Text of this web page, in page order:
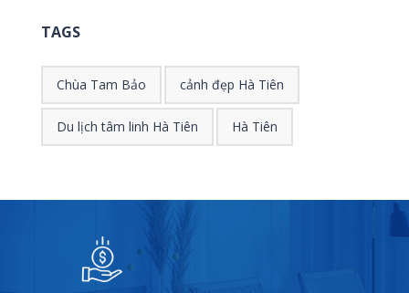
TAGS
Chùa Tam Bảo cảnh đẹp Hà Tiên
Du lịch tâm linh Hà Tiên Hà Tiên